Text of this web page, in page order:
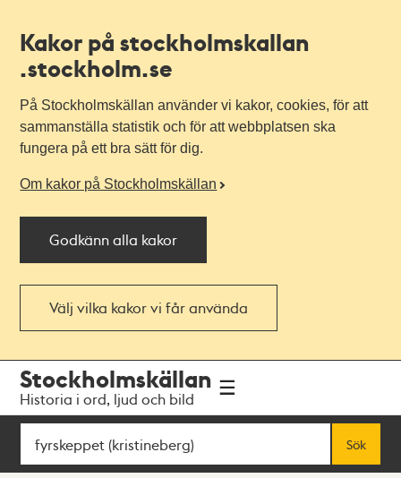
Kakor på stockholmskallan
.stockholm.se
På Stockholmskällan använder vi kakor, cookies, för att
sammanställa statistik och för att webbplatsen ska
fungera på ett bra sätt för dig.
Om kakor på Stockholmskällan
Godkänn alla kakor
Välj vilka kakor vi får använda
navigationen
huvudinnehållet
Stockholmskällan
Historia i ord, ljud och bild
Sök
Sök